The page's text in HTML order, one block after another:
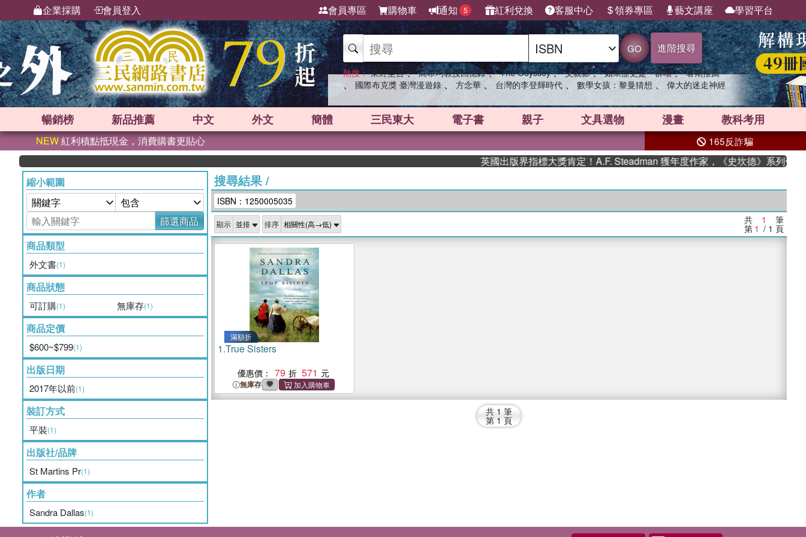
企業採購 會員登入 會員專區 購物車 通知 5 紅利兌換 客服中心 領券專區 藝文講座 學習平台
GO 進階搜尋
熱搜： 東野圭吾 、 高希均教授回憶錄 、 The Odyssey 、 父親節 、 如果歷史是一群喵 、 暑期推薦
、 國際布克獎 臺灣漫遊錄 、 方念華 、 台灣的李登輝時代 、 數學女孩：黎曼猜想 、 偉大的迷走神經
暢銷榜 新品推薦 中文 外文 簡體 三民東大 電子書 親子 文具選物 漫畫 教科考用
NEW紅利積點抵現金，消費購書更貼心 165反詐騙
英國出版界指標大獎肯定！A.F. Steadman 獲年度作家，《史坎德》系列帶你踏
縮小範圍
篩選商品
商品類型
外文書(1)
商品狀態
可訂購(1) 無庫存(1)
商品定價
$600~$799(1)
出版日期
2017年以前(1)
裝訂方式
平裝(1)
出版社/品牌
St Martins Pr(1)
作者
Sandra Dallas(1)
搜尋結果/
ISBN：1250005035
顯示 排序 共 1 筆
第 1 / 1 頁
滿額折
1.True Sisters
優惠價： 79 571
無庫存
共 1 筆
第 1 頁